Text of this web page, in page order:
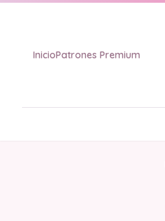
InicioPatrones Premium